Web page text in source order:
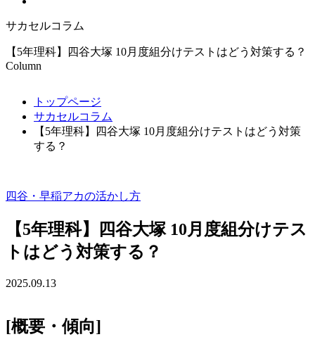
サカセルコラム
【5年理科】四谷大塚 10月度組分けテストはどう対策する？
Column
トップページ
サカセルコラム
【5年理科】四谷大塚 10月度組分けテストはどう対策
する？
四谷・早稲アカの活かし方
【5年理科】四谷大塚 10月度組分けテス
トはどう対策する？
2025.09.13
[概要・傾向]